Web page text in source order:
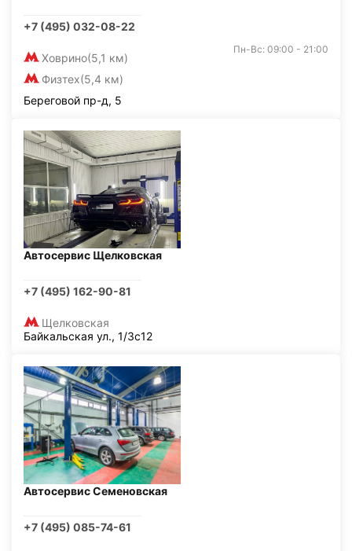
+7 (495) 032-08-22
Ховрино(5,1 км)
Физтех(5,4 км)
Пн-Вс: 09:00 - 21:00
Береговой пр-д, 5
Автосервис Щелковская
+7 (495) 162-90-81
Щелковская
Байкальская ул., 1/3с12
Автосервис Семеновская
+7 (495) 085-74-61